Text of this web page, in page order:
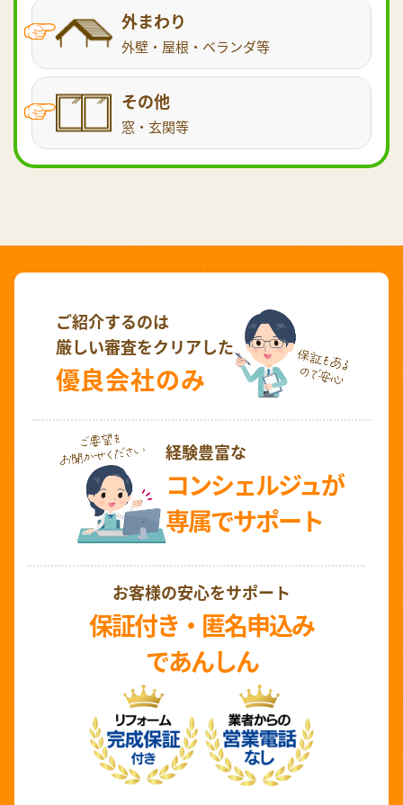
外まわり
外壁・屋根・ベランダ等
その他
窓・玄関等
ご紹介するのは
厳しい審査をクリアした
優良会社のみ
経験豊富な
コンシェルジュが
専属でサポート
お客様の安心をサポート
保証付き・匿名申込み
であんしん